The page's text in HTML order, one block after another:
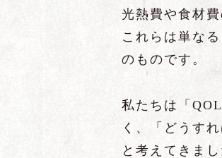
光熱費や食材
これらは単な
のものです。
私たちは「
く、「どうす
と考えてきまし